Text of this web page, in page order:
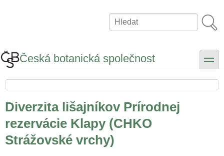
Hledat
Česká botanická společnost toggle
Diverzita lišajníkov Prírodnej
rezervácie Klapy (CHKO
Strážovské vrchy)